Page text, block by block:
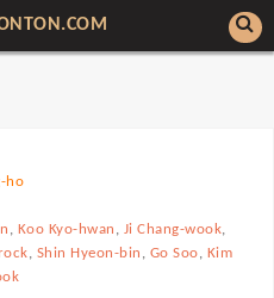
ho
, Koo Kyo-hwan , Ji Chang-wook,
, Shin Hyeon-bin , Go Soo, Kim